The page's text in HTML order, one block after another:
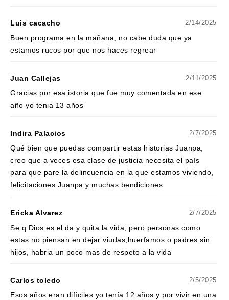
Luis cacacho 2/14/2025
Buen programa en la mañana, no cabe duda que ya
estamos rucos por que nos haces regrear
Juan Callejas 2/11/2025
Gracias por esa istoria que fue muy comentada en ese
año yo tenia 13 años
Indira Palacios 2/7/2025
Qué bien que puedas compartir estas historias Juanpa,
creo que a veces esa clase de justicia necesita el país
para que pare la delincuencia en la que estamos viviendo,
felicitaciones Juanpa y muchas bendiciones
Ericka Alvarez 2/7/2025
Se q Dios es el da y quita la vida, pero personas como
estas no piensan en dejar viudas,huerfamos o padres sin
hijos, habria un poco mas de respeto a la vida
Carlos toledo 2/5/2025
Esos años eran difíciles yo tenía 12 años y por vivir en una